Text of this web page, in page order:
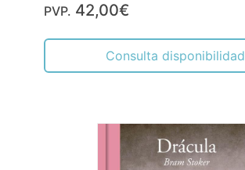
PVP. 42,00€
Consulta disponibilidad